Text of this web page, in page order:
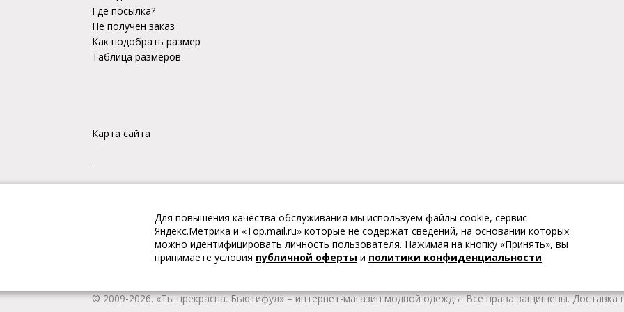
Где посылка?
Не получен заказ
Как подобрать размер
Таблица размеров
Карта сайта
Интернет магазин «Ты прекрасна. Бьютифул» – это коллекции модной женской, мужской, детской одежды и
одежду и обувь, Вы гарантированно получаете качественные товары из Европы по привлекательным
качественную и стильную одежду европейских брендов. В каталоге представлена модная одежда различных
наличии всегда имеется широкий ассортимент удобной женской и мужской обуви на любой сезон. Весь
© 2009-2026. «Ты прекрасна. Бьютифул» – интернет-магазин модной одежды. Все права защищены. Доставка
Для повышения качества обслуживания мы используем файлы cookie, сервис
Яндекс.Метрика и «Top.mail.ru» которые не содержат сведений, на основании которых
можно идентифицировать личность пользователя. Нажимая на кнопку «Принять», вы
принимаете условия публичной оферты и политики конфиденциальности